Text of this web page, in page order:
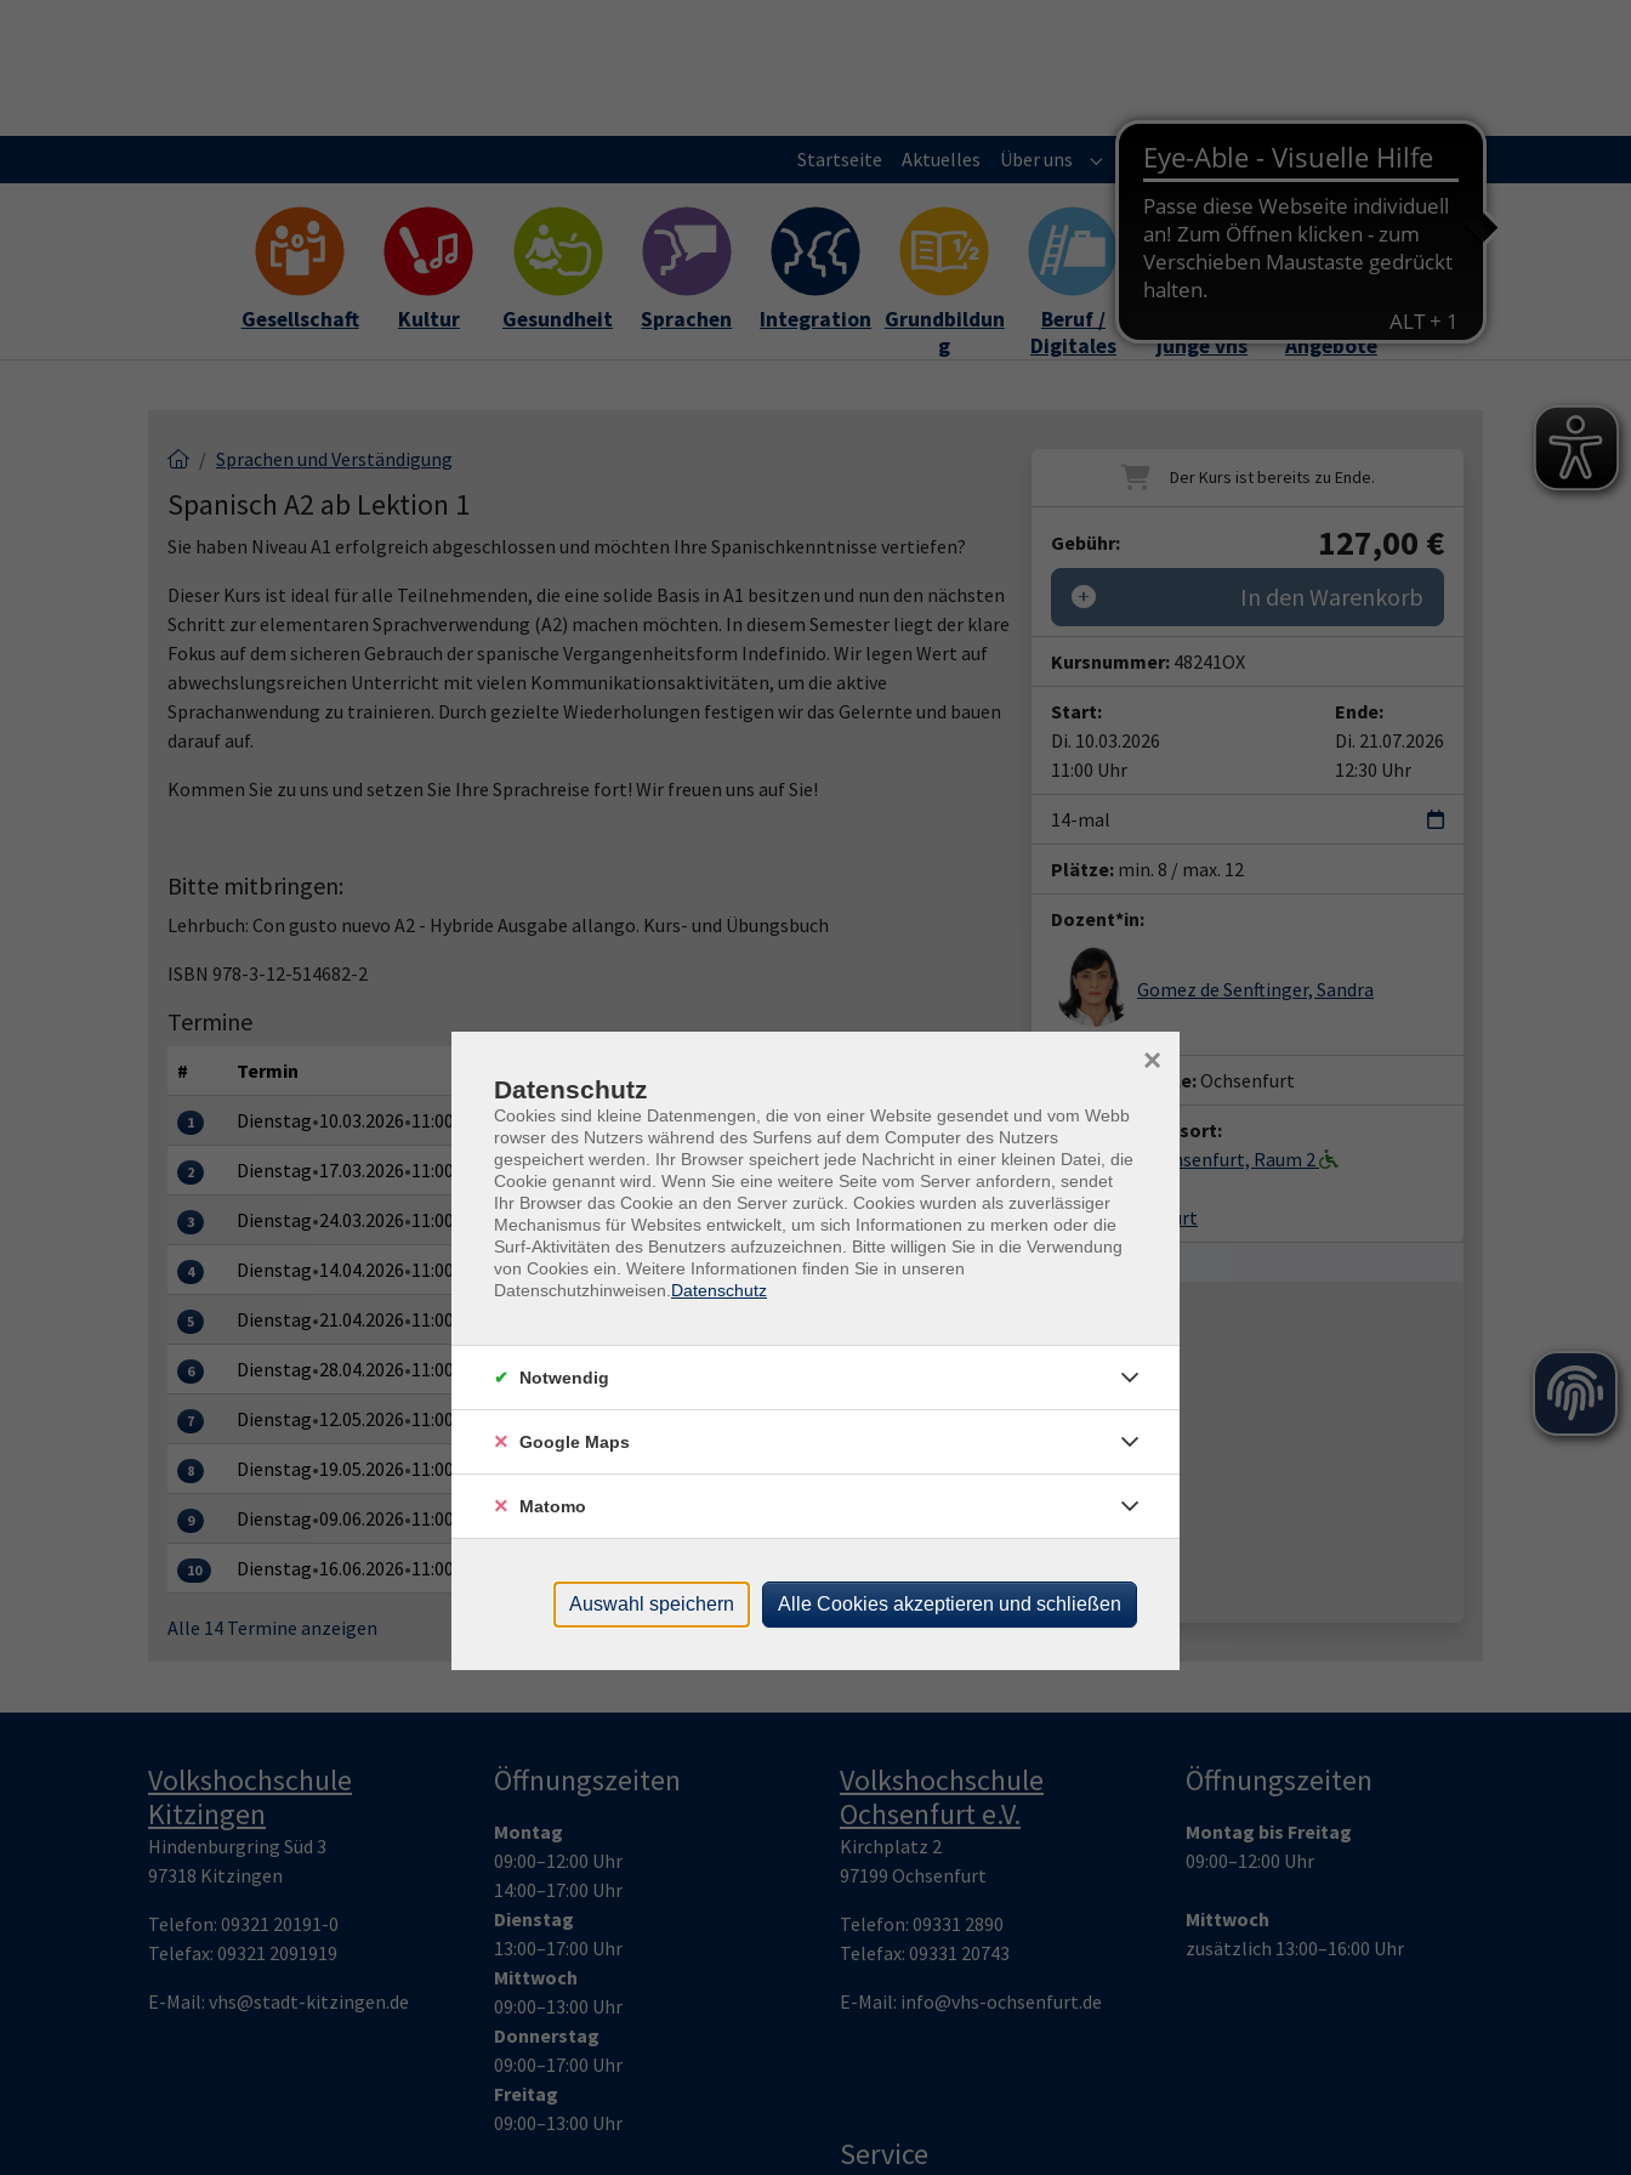
Startseite Aktuelles Über uns Submenu for "Über uns"
Kursleitungen Submenu for "Kursleitungen"
Newsletter Kontakt
Gesellschaft Kultur Gesundheit Sprachen Integration Grundbildun
g
Beruf /
Digitales
junge vhs
Angebote
Sprachen und Verständigung
Spanisch A2 ab Lektion 1
Sie haben Niveau A1 erfolgreich abgeschlossen und möchten Ihre Spanischkenntnisse vertiefen?
Dieser Kurs ist ideal für alle Teilnehmenden, die eine solide Basis in A1 besitzen und nun den nächsten
Schritt zur elementaren Sprachverwendung (A2) machen möchten. In diesem Semester liegt der klare
Fokus auf dem sicheren Gebrauch der spanische Vergangenheitsform Indefinido. Wir legen Wert auf
abwechslungsreichen Unterricht mit vielen Kommunikationsaktivitäten, um die aktive
Sprachanwendung zu trainieren. Durch gezielte Wiederholungen festigen wir das Gelernte und bauen
darauf auf.
Kommen Sie zu uns und setzen Sie Ihre Sprachreise fort! Wir freuen uns auf Sie!
Bitte mitbringen:
Lehrbuch: Con gusto nuevo A2 - Hybride Ausgabe allango. Kurs- und Übungsbuch
ISBN 978-3-12-514682-2
Termine
# Termin
1 Dienstag•10.03.2026•11:00–12:30 Uhr Bürgerhaus Ochsenfurt (Parken: Mainuferstr.)
2 Dienstag•17.03.2026•11:00–12:30 Uhr Bürgerhaus Ochsenfurt (Parken: Mainuferstr.)
3 Dienstag•24.03.2026•11:00–12:30 Uhr Bürgerhaus Ochsenfurt (Parken: Mainuferstr.)
4 Dienstag•14.04.2026•11:00–12:30 Uhr Bürgerhaus Ochsenfurt (Parken: Mainuferstr.)
5 Dienstag•21.04.2026•11:00–12:30 Uhr
6 Dienstag•28.04.2026•11:00–12:30 Uhr Bürgerhaus Ochsenfurt (Parken: Mainuferstr.)
7 Dienstag•12.05.2026•11:00–12:30 Uhr
8 Dienstag•19.05.2026•11:00–12:30 Uhr Bürgerhaus Ochsenfurt (Parken: Mainuferstr.)
9 Dienstag•09.06.2026•11:00–12:30 Uhr
10 Dienstag•16.06.2026•11:00–12:30 Uhr
Alle 14 Termine anzeigen
Gebühr: 127,00 €
In den Warenkorb
Kursnummer: 48241OX
Start:
Di. 10.03.2026
11:00 Uhr
Ende:
Di. 21.07.2026
12:30 Uhr
14-mal
Plätze: min. 8 / max. 12
Dozent*in:
Gomez de Senftinger, Sandra
Geschäftsstelle: Ochsenfurt
Veranstaltungsort:
Bürgerhaus Ochsenfurt, Raum 2
Kirchplatz 2
97199 Ochsenfurt
Volkshochschule
Kitzingen
Hindenburgring Süd 3
97318 Kitzingen
Telefon: 09321 20191-0
Telefax: 09321 2091919
E-Mail: vhs@stadt-kitzingen.de
Öffnungszeiten
Montag
09:00–12:00 Uhr
14:00–17:00 Uhr
Dienstag
13:00–17:00 Uhr
Mittwoch
09:00–13:00 Uhr
Donnerstag
09:00–17:00 Uhr
Freitag
09:00–13:00 Uhr
Volkshochschule
Ochsenfurt e.V.
Kirchplatz 2
97199 Ochsenfurt
Telefon: 09331 2890
Telefax: 09331 20743
E-Mail: info@vhs-ochsenfurt.de
Öffnungszeiten
Montag bis Freitag
09:00–12:00 Uhr
Mittwoch
zusätzlich 13:00–16:00 Uhr
Service
Datenschutz
Cookies sind kleine Datenmengen, die von einer Website gesendet und vom Webb
rowser des Nutzers während des Surfens auf dem Computer des Nutzers
gespeichert werden. Ihr Browser speichert jede Nachricht in einer kleinen Datei, die
Cookie genannt wird. Wenn Sie eine weitere Seite vom Server anfordern, sendet
Ihr Browser das Cookie an den Server zurück. Cookies wurden als zuverlässiger
Mechanismus für Websites entwickelt, um sich Informationen zu merken oder die
Surf-Aktivitäten des Benutzers aufzuzeichnen. Bitte willigen Sie in die Verwendung
von Cookies ein. Weitere Informationen finden Sie in unseren
Datenschutzhinweisen. Datenschutz
×
Notwendig
Google Maps
Matomo
Auswahl speichern Alle Cookies akzeptieren und schließen